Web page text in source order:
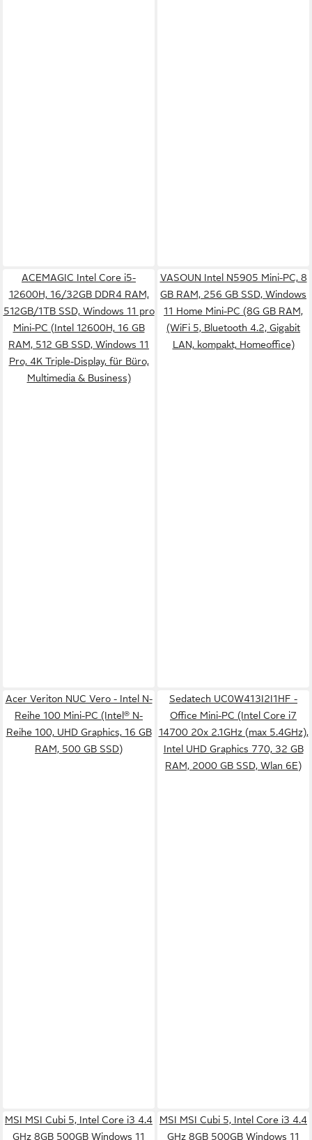
ACEMAGIC Intel Core i5-
12600H, 16/32GB DDR4 RAM,
512GB/1TB SSD, Windows 11 pro
Mini-PC (Intel 12600H, 16 GB
RAM, 512 GB SSD, Windows 11
Pro, 4K Triple-Display, für Büro,
Multimedia & Business)
VASOUN Intel N5905 Mini-PC, 8
GB RAM, 256 GB SSD, Windows
11 Home Mini-PC (8G GB RAM,
(WiFi 5, Bluetooth 4.2, Gigabit
LAN, kompakt, Homeoffice)
Acer Veriton NUC Vero - Intel N-
Reihe 100 Mini-PC (Intel® N-
Reihe 100, UHD Graphics, 16 GB
RAM, 500 GB SSD)
Sedatech UC0W413I2I1HF -
Office Mini-PC (Intel Core i7
14700 20x 2.1GHz (max 5.4GHz),
Intel UHD Graphics 770, 32 GB
RAM, 2000 GB SSD, Wlan 6E)
MSI MSI Cubi 5, Intel Core i3 4.4
GHz 8GB 500GB Windows 11
MSI MSI Cubi 5, Intel Core i3 4.4
GHz 8GB 500GB Windows 11